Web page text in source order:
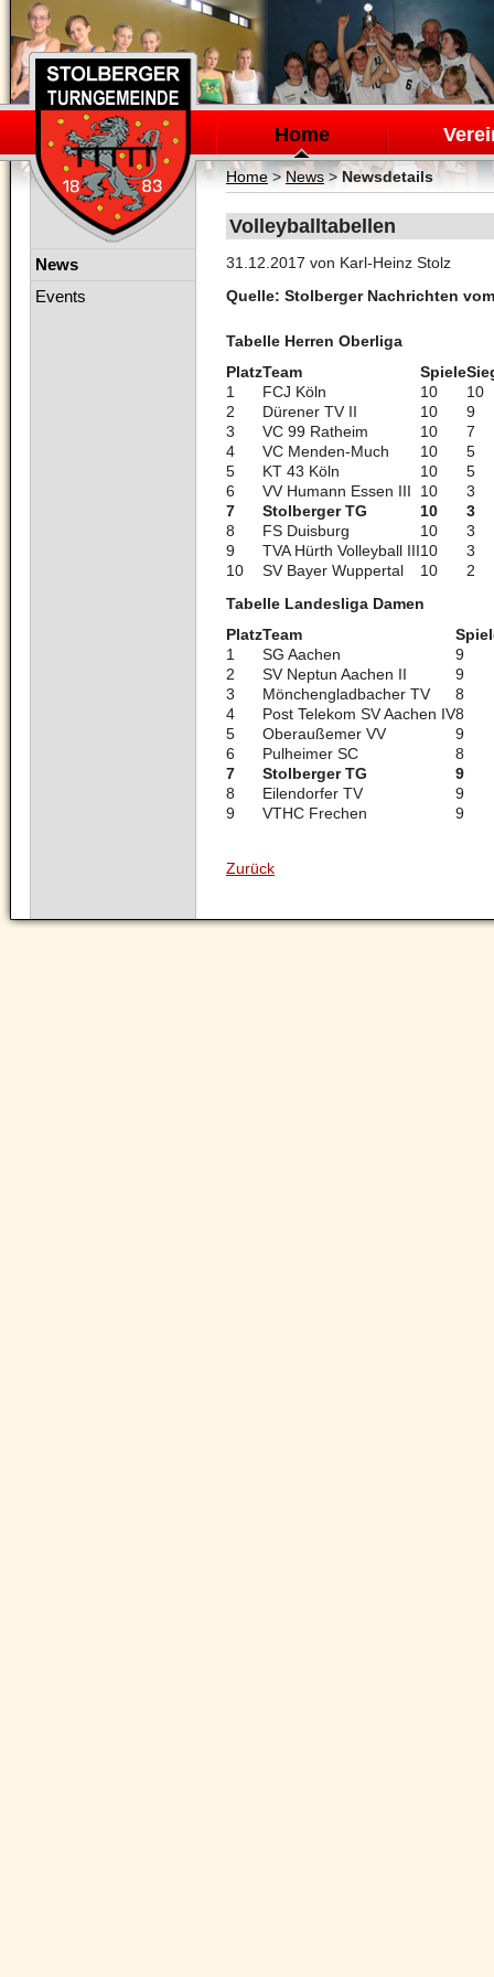
Navigation
überspringen
Home
Home> News>Newsdetails
Volleyballtabellen
31.12.2017 von Karl-Heinz Stolz
Quelle: Stolberger Nachrichten
Tabelle Herren Oberliga
PlatzTeam Spiele
1
FCJ Köln 10
10
2
Dürener TV II 10
9
3
VC 99 Ratheim 10
7
4
VC Menden-Much 10
5
5
KT 43 Köln 10
5
6
VV Humann Essen III 10
3
7
Stolberger TG 10
3
8
FS Duisburg 10
3
9
TVA Hürth Volleyball III10
3
10
SV Bayer Wuppertal 10
2
Tabelle Landesliga Damen
PlatzTeam
1
SG Aachen
9
2
SV Neptun Aachen II
9
3
Mönchengladbacher TV
8
4
Post Telekom SV Aachen IV8
5
Oberaußemer VV
9
6
Pulheimer SC
8
7
Stolberger TG
9
8
Eilendorfer TV
9
9
VTHC Frechen 9
Zurück
Navigation
News
Events
Navigation